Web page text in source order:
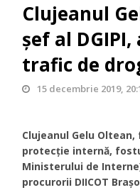
Clujeanul
şef al
trafic de
15 decembrie 2019,
Clujeanul Gelu
protecție internă,
Ministerului de
procurorii DIICOT